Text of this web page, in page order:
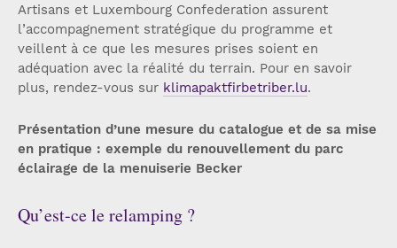
Artisans et Luxembourg Confederation assurent
l’accompagnement stratégique du programme et
veillent à ce que les mesures prises soient en
adéquation avec la réalité du terrain. Pour en savoir
plus, rendez-vous sur klimapaktfirbetriber.lu.
Présentation d’une mesure du catalogue et de sa mise
en pratique : exemple du renouvellement du parc
éclairage de la menuiserie Becker
Qu’est-ce le relamping ?